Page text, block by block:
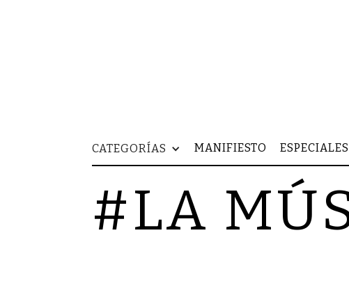
CATEGORÍAS MANIFIESTO ESPECIALES
#LA